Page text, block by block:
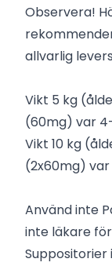
Observera!
allvarlig
Vikt 5 kg
(60mg) var
Vikt 10 kg
(2x60mg)
Använd inte
inte läkare